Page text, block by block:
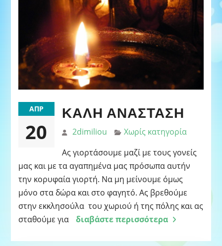
ΑΠΡ
20
ΚΑΛΉ ΑΝΆΣΤΑΣΗ
2dimiliou
Χωρίς κατηγορία
Ας γιορτάσουμε μαζί με τους γονείς
μας και με τα αγαπημένα μας πρόσωπα αυτήν
την κορυφαία γιορτή. Να μη μείνουμε όμως
μόνο στα δώρα και στο φαγητό. Ας βρεθούμε
στην εκκλησούλα του χωριού ή της πόλης και ας
σταθούμε για
διαβάστε περισσότερα